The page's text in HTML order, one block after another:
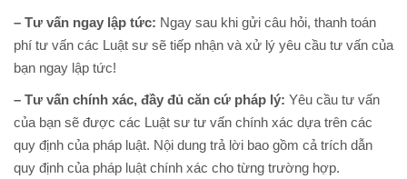
– Tư vấn ngay lập tức: Ngay sau khi gửi câu hỏi, thanh toán
phí tư vấn các Luật sư sẽ tiếp nhận và xử lý yêu cầu tư vấn của
bạn ngay lập tức!
– Tư vấn chính xác, đầy đủ căn cứ pháp lý: Yêu cầu tư vấn
của bạn sẽ được các Luật sư tư vấn chính xác dựa trên các
quy định của pháp luật. Nội dung trả lời bao gồm cả trích dẫn
quy định của pháp luật chính xác cho từng trường hợp.